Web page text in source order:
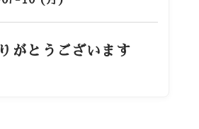
がとうございます